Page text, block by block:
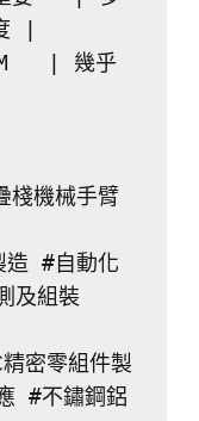
|
| 幾乎
棧機械手臂
造 #自動化
及組裝
密零組件製
#不鏽鋼鋁